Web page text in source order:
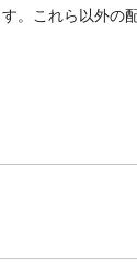
。これら以外の